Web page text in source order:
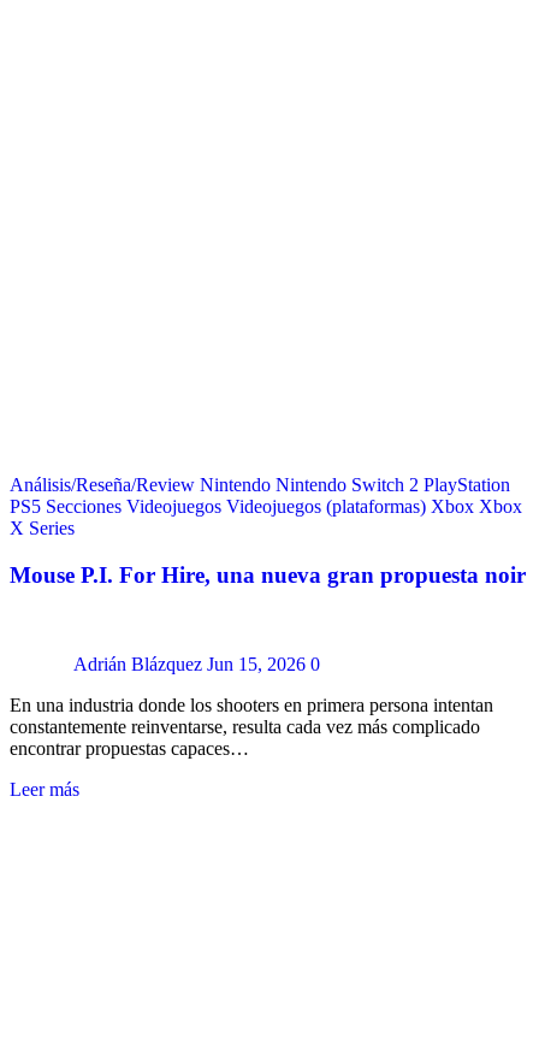
Análisis/Reseña/Review Nintendo Nintendo Switch 2 PlayStation
PS5 Secciones Videojuegos Videojuegos (plataformas) Xbox Xbox
X Series
Mouse P.I. For Hire, una nueva gran propuesta noir
Adrián Blázquez Jun 15, 2026 0
En una industria donde los shooters en primera persona intentan
constantemente reinventarse, resulta cada vez más complicado
encontrar propuestas capaces…
Leer más